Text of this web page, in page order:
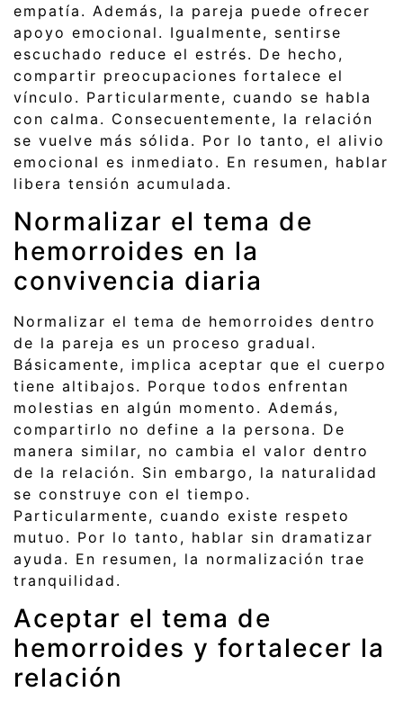
empatía. Además, la pareja puede ofrecer
apoyo emocional. Igualmente, sentirse
escuchado reduce el estrés. De hecho,
compartir preocupaciones fortalece el
vínculo. Particularmente, cuando se habla
con calma. Consecuentemente, la relación
se vuelve más sólida. Por lo tanto, el alivio
emocional es inmediato. En resumen, hablar
libera tensión acumulada.
Normalizar el tema de
hemorroides en la
convivencia diaria
Normalizar el tema de hemorroides dentro
de la pareja es un proceso gradual.
Básicamente, implica aceptar que el cuerpo
tiene altibajos. Porque todos enfrentan
molestias en algún momento. Además,
compartirlo no define a la persona. De
manera similar, no cambia el valor dentro
de la relación. Sin embargo, la naturalidad
se construye con el tiempo.
Particularmente, cuando existe respeto
mutuo. Por lo tanto, hablar sin dramatizar
ayuda. En resumen, la normalización trae
tranquilidad.
Aceptar el tema de
hemorroides y fortalecer la
relación